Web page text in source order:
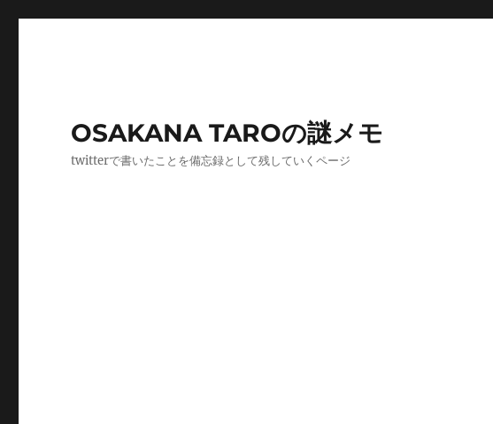
OSAKANA TAROの謎メモ
twitterで書いたことを備忘録として残していくページ